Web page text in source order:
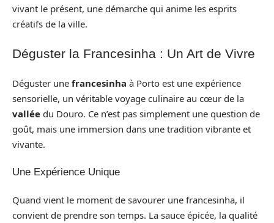
vivant le présent, une démarche qui anime les esprits
créatifs de la ville.
Déguster la Francesinha : Un Art de Vivre
Déguster une francesinha à Porto est une expérience
sensorielle, un véritable voyage culinaire au cœur de la
vallée du Douro. Ce n’est pas simplement une question de
goût, mais une immersion dans une tradition vibrante et
vivante.
Une Expérience Unique
Quand vient le moment de savourer une francesinha, il
convient de prendre son temps. La sauce épicée, la qualité